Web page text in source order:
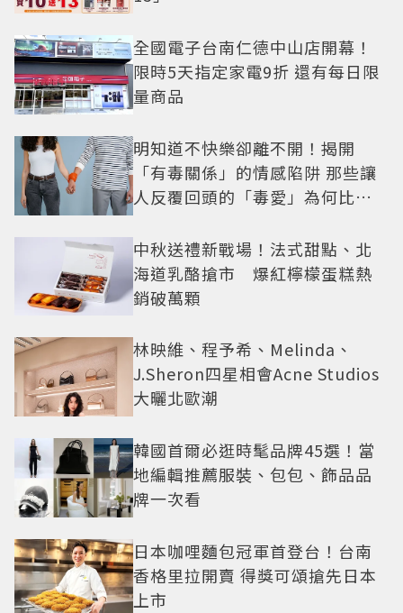
全國電子台南仁德中山店開幕！
限時5天指定家電9折 還有每日限
量商品
明知道不快樂卻離不開！揭開
「有毒關係」的情感陷阱 那些讓
人反覆回頭的「毒愛」為何比菸
中秋送禮新戰場！法式甜點、北
海道乳酪搶市 爆紅檸檬蛋糕熱
銷破萬顆
林映維、程予希、Melinda、
J.Sheron四星相會Acne Studios
大曬北歐潮
韓國首爾必逛時髦品牌45選！當
地編輯推薦服裝、包包、飾品品
牌一次看
日本咖哩麵包冠軍首登台！台南
香格里拉開賣 得獎可頌搶先日本
上市